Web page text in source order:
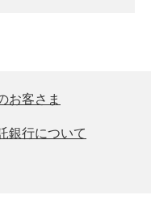
お客さま
銀行について